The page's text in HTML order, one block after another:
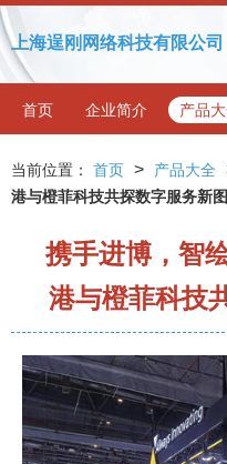
上海逞刚网络科技有限公司
首页 企业简介 产品
当前位置： 首页 > 产品大全
港与橙菲科技共探数字服务新
携手进博，智
港与橙菲科技